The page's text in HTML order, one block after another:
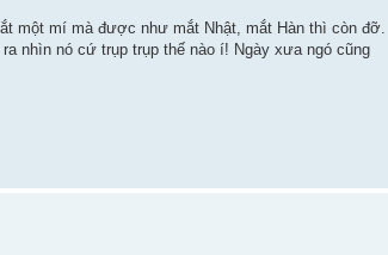
một mí mà được như mắt Nhật, mắt Hàn thì còn đỡ.
nhìn nó cứ trụp trụp thế nào í! Ngày xưa ngó cũng